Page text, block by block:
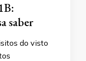
saber
do visto